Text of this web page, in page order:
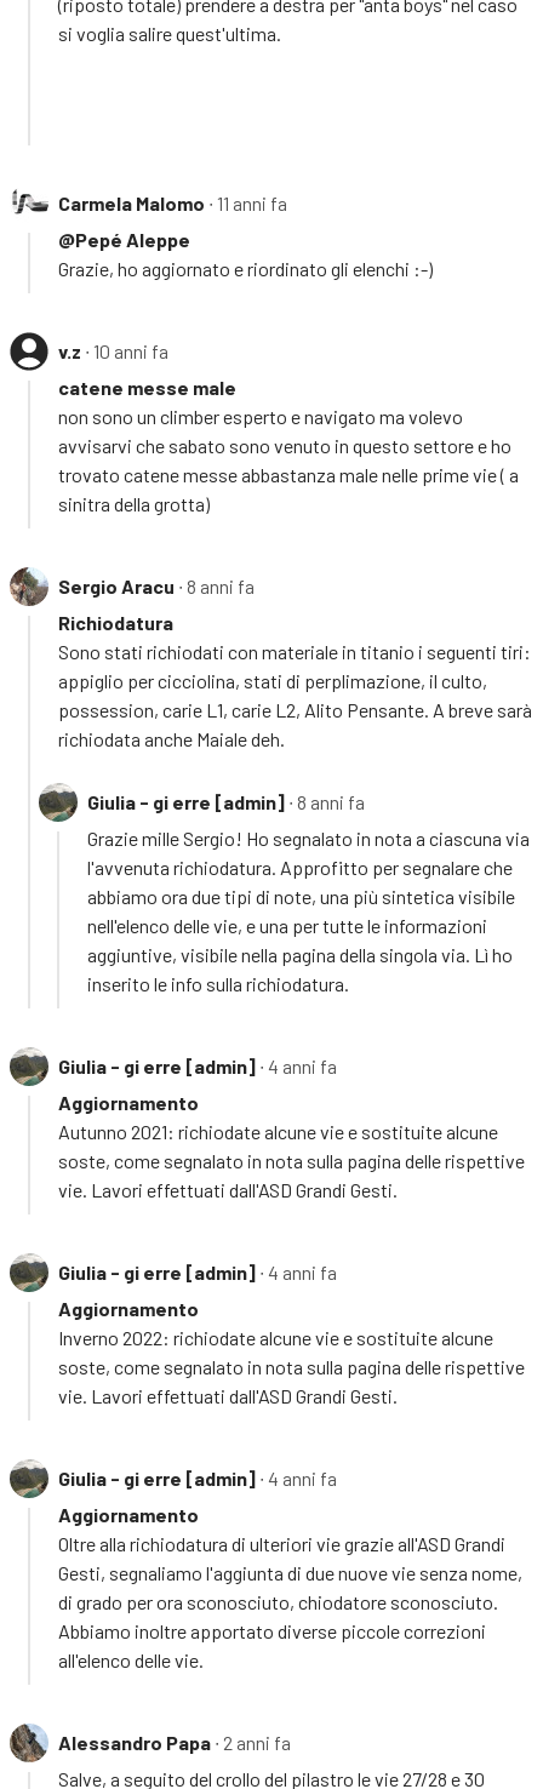
si voglia salire quest'ultima.
Carmela Malomo ∙ 11 anni fa
@Pepé Aleppe
Grazie, ho aggiornato e riordinato gli elenchi :-)
v.z ∙ 10 anni fa
catene messe male
non sono un climber esperto e navigato ma volevo
avvisarvi che sabato sono venuto in questo settore e ho
trovato catene messe abbastanza male nelle prime vie ( a
sinitra della grotta)
Sergio Aracu ∙ 8 anni fa
Richiodatura
Sono stati richiodati con materiale in titanio i seguenti tiri:
appiglio per cicciolina, stati di perplimazione, il culto,
possession, carie L1, carie L2, Alito Pensante. A breve sarà
richiodata anche Maiale deh.
Giulia - gi erre [admin] ∙ 8 anni fa
Grazie mille Sergio! Ho segnalato in nota a ciascuna via
l'avvenuta richiodatura. Approfitto per segnalare che
abbiamo ora due tipi di note, una più sintetica visibile
nell'elenco delle vie, e una per tutte le informazioni
aggiuntive, visibile nella pagina della singola via. Lì ho
inserito le info sulla richiodatura.
Giulia - gi erre [admin] ∙ 4 anni fa
Aggiornamento
Autunno 2021: richiodate alcune vie e sostituite alcune
soste, come segnalato in nota sulla pagina delle rispettive
vie. Lavori effettuati dall'ASD Grandi Gesti.
Giulia - gi erre [admin] ∙ 4 anni fa
Aggiornamento
Inverno 2022: richiodate alcune vie e sostituite alcune
soste, come segnalato in nota sulla pagina delle rispettive
vie. Lavori effettuati dall'ASD Grandi Gesti.
Giulia - gi erre [admin] ∙ 4 anni fa
Aggiornamento
Oltre alla richiodatura di ulteriori vie grazie all'ASD Grandi
Gesti, segnaliamo l'aggiunta di due nuove vie senza nome,
di grado per ora sconosciuto, chiodatore sconosciuto.
Abbiamo inoltre apportato diverse piccole correzioni
all'elenco delle vie.
Alessandro Papa ∙ 2 anni fa
Salve, a seguito del crollo del pilastro le vie 27/28 e 30